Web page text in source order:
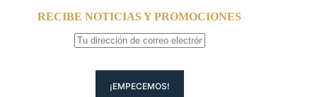
RECIBE NOTICIAS Y PROMOCIONES